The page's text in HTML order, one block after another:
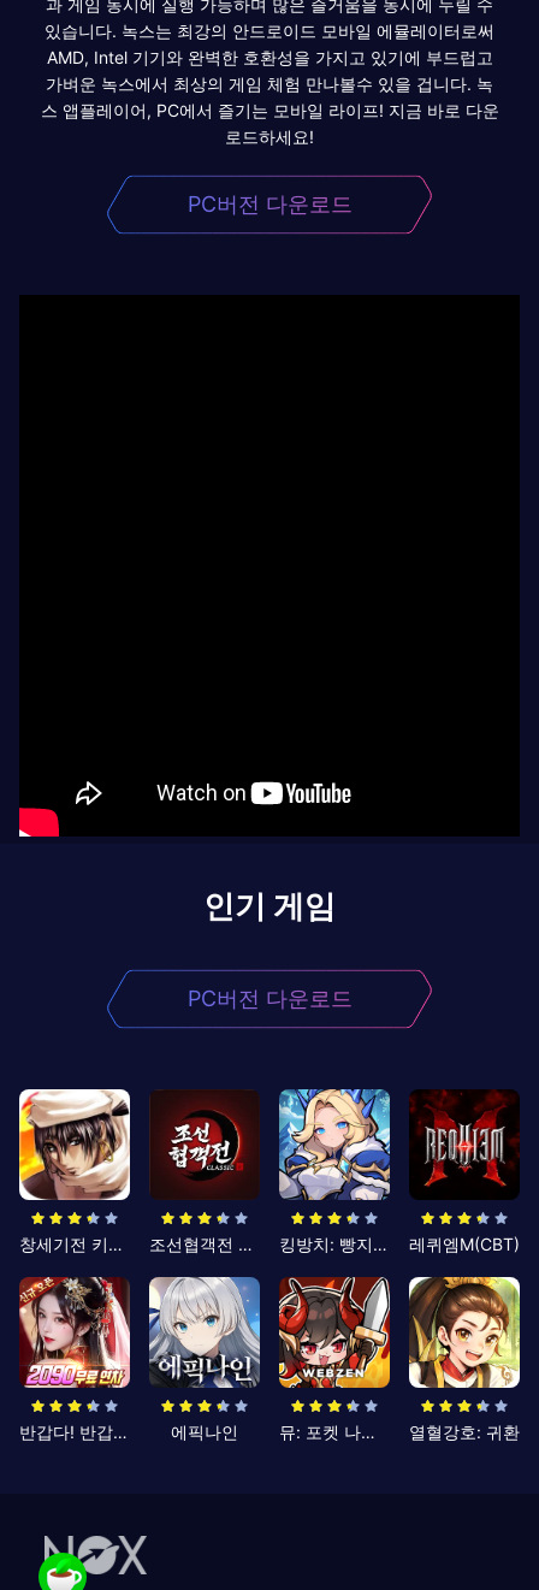
있습니다. 녹스는 최강의 안드로이드 모바일 에뮬레이터로써
AMD, Intel 기기와 완벽한 호환성을 가지고 있기에 부드럽고
가벼운 녹스에서 최상의 게임 체험 만나볼수 있을 겁니다. 녹
스 앱플레이어, PC에서 즐기는 모바일 라이프! 지금 바로 다운
로드하세요!
PC버전 다운로드
인기 게임
PC버전 다운로드
창세기전 키우기 조선협객전 클래식 킹방치: 빵지의 제왕 레퀴엠M(CBT)
반갑다! 반갑삼국지 에픽나인 뮤: 포켓 나이츠 열혈강호: 귀환